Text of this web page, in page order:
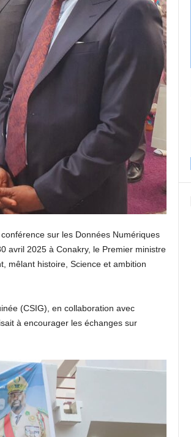
sur les Données Numériques
avril 2025 à Conakry, le Premier ministre
mêlant histoire, Science et ambition
(CSIG), en collaboration avec
à encourager les échanges sur